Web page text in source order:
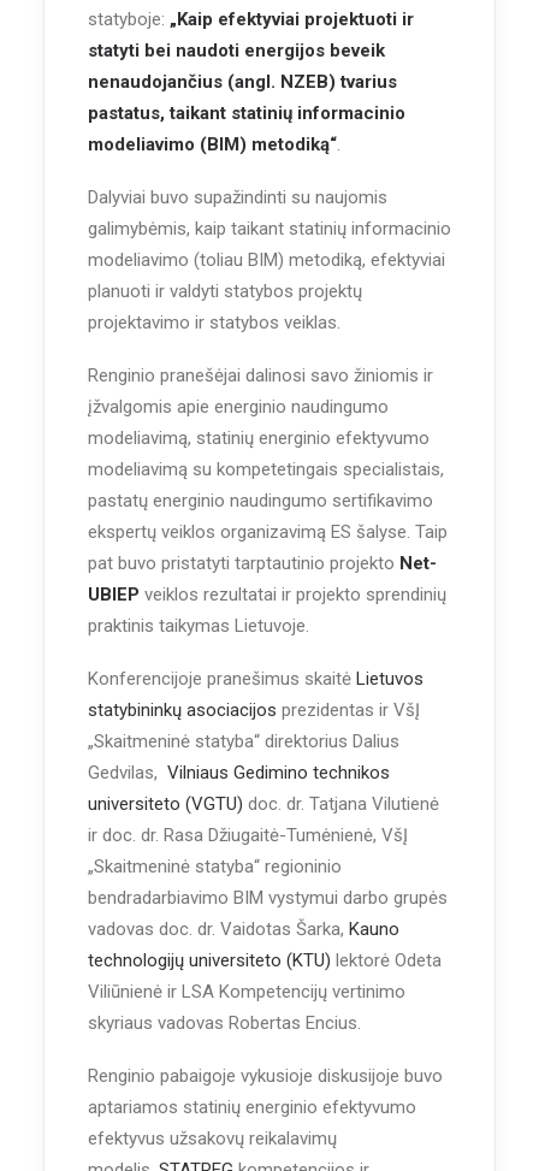
statyboje: „Kaip efektyviai projektuoti ir
statyti bei naudoti energijos beveik
nenaudojančius (angl. NZEB) tvarius
pastatus, taikant statinių informacinio
modeliavimo (BIM) metodiką“.
Dalyviai buvo supažindinti su naujomis
galimybėmis, kaip taikant statinių informacinio
modeliavimo (toliau BIM) metodiką, efektyviai
planuoti ir valdyti statybos projektų
projektavimo ir statybos veiklas.
Renginio pranešėjai dalinosi savo žiniomis ir
įžvalgomis apie energinio naudingumo
modeliavimą, statinių energinio efektyvumo
modeliavimą su kompetetingais specialistais,
pastatų energinio naudingumo sertifikavimo
ekspertų veiklos organizavimą ES šalyse. Taip
pat buvo pristatyti tarptautinio projekto Net-
UBIEP veiklos rezultatai ir projekto sprendinių
praktinis taikymas Lietuvoje.
Konferencijoje pranešimus skaitė Lietuvos
statybininkų asociacijos prezidentas ir VšĮ
„Skaitmeninė statyba“ direktorius Dalius
Gedvilas, Vilniaus Gedimino technikos
universiteto (VGTU) doc. dr. Tatjana Vilutienė
ir doc. dr. Rasa Džiugaitė-Tumėnienė, VšĮ
„Skaitmeninė statyba“ regioninio
bendradarbiavimo BIM vystymui darbo grupės
vadovas doc. dr. Vaidotas Šarka, Kauno
technologijų universiteto (KTU) lektorė Odeta
Viliūnienė ir LSA Kompetencijų vertinimo
skyriaus vadovas Robertas Encius.
Renginio pabaigoje vykusioje diskusijoje buvo
aptariamos statinių energinio efektyvumo
efektyvus užsakovų reikalavimų